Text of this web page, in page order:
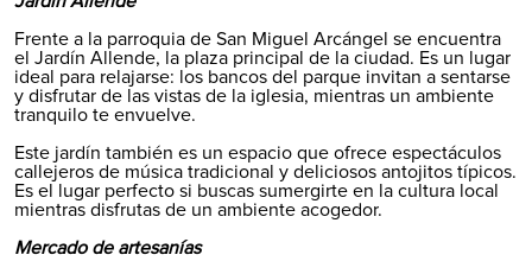
Frente a la parroquia de San Miguel Arcángel se encuentra
el Jardín Allende, la plaza principal de la ciudad. Es un lugar
ideal para relajarse: los bancos del parque invitan a sentarse
y disfrutar de las vistas de la iglesia, mientras un ambiente
tranquilo te envuelve.
Este jardín también es un espacio que ofrece espectáculos
callejeros de música tradicional y deliciosos antojitos típicos.
Es el lugar perfecto si buscas sumergirte en la cultura local
mientras disfrutas de un ambiente acogedor.
Mercado de artesanías